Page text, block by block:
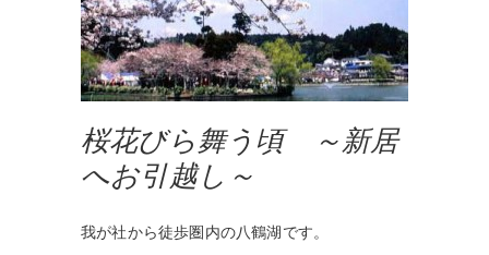
桜花びら舞う頃 ～新居
へお引越し～
我が社から徒歩圏内の八鶴湖です。